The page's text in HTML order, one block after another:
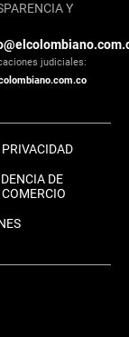
Y
judiciales:
DE